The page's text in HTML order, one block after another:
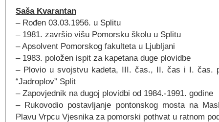
Saša Kvarantan
– Rođen 03.03.1956. u Splitu
– 1981. završio višu Pomorsku školu u Splitu
– Apsolvent Pomorskog fakulteta u Ljubljani
– 1983. položen ispit za kapetana duge plovidbe
– Plovio u svojstvu kadeta, III. čas., II. čas i I. čas.
“Jadroplov” Split
– Zapovjednik na dugoj plovidbi od 1984.-1991. godine
– Rukovodio postavljanje pontonskog mosta na
Plavu Vrpcu Vjesnika za pomorski pothvat u ratnom